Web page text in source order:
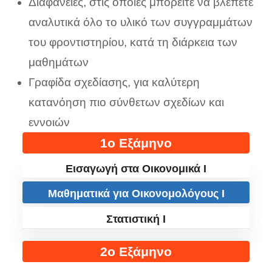
αναλυτικά όλο το υλικό των συγγραμμάτων
του φροντιστηρίου, κατά τη διάρκεια των
μαθημάτων
Γραφίδα σχεδίασης, για καλύτερη
κατανόηση πιο σύνθετων σχεδίων και
εννοιών
1ο Εξάμηνο
Εισαγωγή στα Οικονομικά I
Μαθηματικά για Οικονομολόγους I
Στατιστική I
2ο Εξάμηνο